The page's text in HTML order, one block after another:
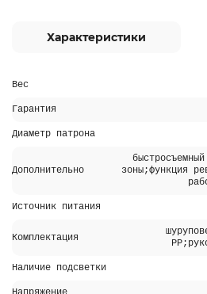
Характеристики
Вес
Гарантия
Диаметр патрона
Дополнительно
зоны;функция
Источник питания
Комплектация
Наличие подсветки